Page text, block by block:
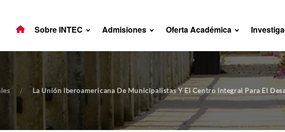
Sobre INTEC Admisiones Oferta Académica
La Unión Iberoamericana De Municipalistas Y El Centro Integral Para El